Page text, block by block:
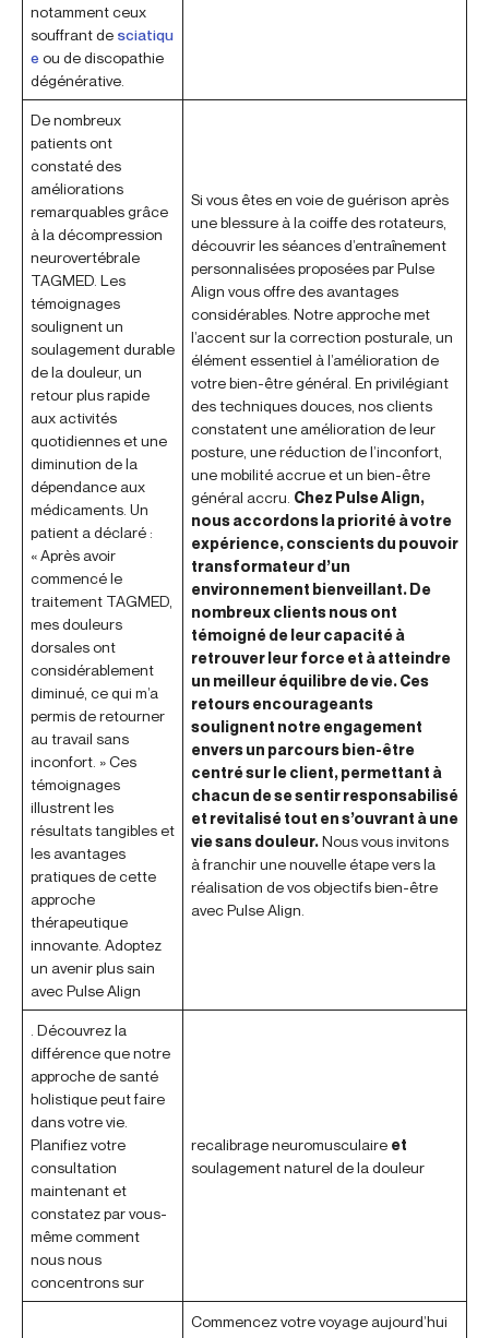
notamment ceux
souffrant de sciatiqu
e ou de discopathie
dégénérative.
De nombreux
patients ont
constaté des
améliorations
remarquables grâce
à la décompression
neurovertébrale
TAGMED. Les
témoignages
soulignent un
soulagement durable
de la douleur, un
retour plus rapide
aux activités
quotidiennes et une
diminution de la
dépendance aux
médicaments. Un
patient a déclaré :
« Après avoir
commencé le
traitement TAGMED,
mes douleurs
dorsales ont
considérablement
diminué, ce qui m’a
permis de retourner
au travail sans
inconfort. » Ces
témoignages
illustrent les
résultats tangibles et
les avantages
pratiques de cette
approche
thérapeutique
innovante. Adoptez
un avenir plus sain
avec Pulse Align
Si vous êtes en voie de guérison après
une blessure à la coiffe des rotateurs,
découvrir les séances d’entraînement
personnalisées proposées par Pulse
Align vous offre des avantages
considérables. Notre approche met
l’accent sur la correction posturale, un
élément essentiel à l’amélioration de
votre bien-être général. En privilégiant
des techniques douces, nos clients
constatent une amélioration de leur
posture, une réduction de l’inconfort,
une mobilité accrue et un bien-être
général accru. Chez Pulse Align,
nous accordons la priorité à votre
expérience, conscients du pouvoir
transformateur d’un
environnement bienveillant. De
nombreux clients nous ont
témoigné de leur capacité à
retrouver leur force et à atteindre
un meilleur équilibre de vie. Ces
retours encourageants
soulignent notre engagement
envers un parcours bien-être
centré sur le client, permettant à
chacun de se sentir responsabilisé
et revitalisé tout en s’ouvrant à une
vie sans douleur.Nous vous invitons
à franchir une nouvelle étape vers la
réalisation de vos objectifs bien-être
avec Pulse Align.
. Découvrez la
différence que notre
approche de santé
holistique peut faire
dans votre vie.
Planifiez votre
consultation
maintenant et
constatez par vous-
même comment
nous nous
concentrons sur
recalibrage neuromusculaire et
soulagement naturel de la douleur
Commencez votre voyage aujourd’hui